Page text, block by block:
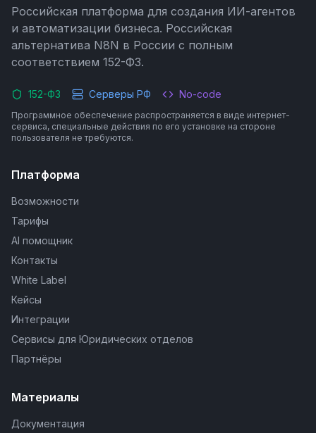
Российская платформа для создания ИИ-агентов
и автоматизации бизнеса. Российская
альтернатива N8N в России с полным
соответствием 152-ФЗ.
152-ФЗ Серверы РФ No-code
Программное обеспечение распространяется в виде интернет-
сервиса, специальные действия по его установке на стороне
пользователя не требуются.
Платформа
Возможности
Тарифы
AI помощник
Контакты
White Label
Кейсы
Интеграции
Сервисы для Юридических отделов
Партнёры
Материалы
Документация